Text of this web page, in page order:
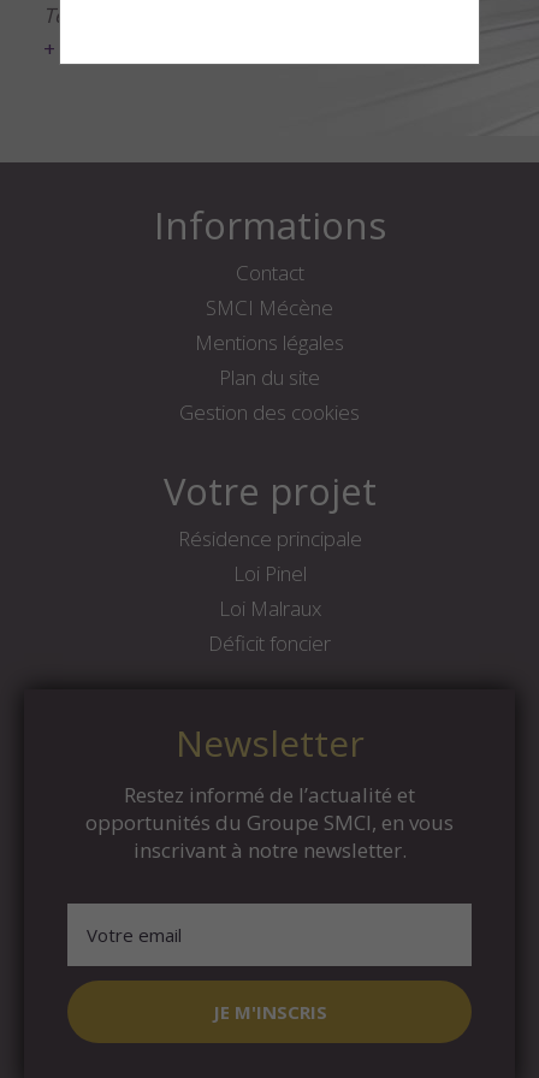
Tél.
+ d'infos
Informations
Contact
SMCI Mécène
Mentions légales
Plan du site
Gestion des cookies
Votre projet
Résidence principale
Loi Pinel
Loi Malraux
Déficit foncier
Newsletter
Restez informé de l’actualité et
opportunités du Groupe SMCI, en vous
inscrivant à notre newsletter.